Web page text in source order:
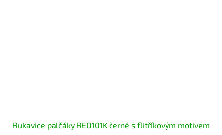
Rukavice palčáky RED101K černé s flitříkovým motivem